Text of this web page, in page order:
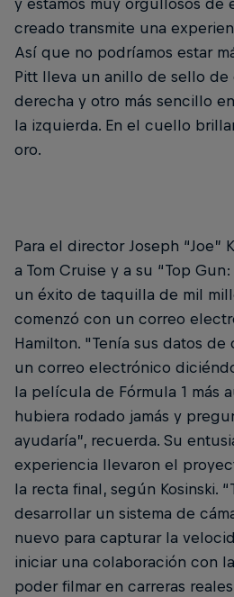
y estamos muy orgullosos de
creado transmite una
Así que no podríamos estar
Pitt lleva un anillo de sello de
derecha y otro más sencillo
la izquierda. En el cuello
oro.
Para el director Joseph “Joe”
a Tom Cruise y a su “Top
un éxito de taquilla de mil
comenzó con un correo
Hamilton. "Tenía sus datos
un correo electrónico
la película de Fórmula 1 más
hubiera rodado jamás y
ayudaría”, recuerda. Su
experiencia llevaron el
la recta final, según Kosinski.
desarrollar un sistema de
nuevo para capturar la
iniciar una colaboración con
poder filmar en carreras